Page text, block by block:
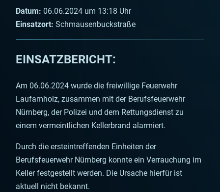
Datum: 06.06.2024 um 13:18 Uhr
Einsatzort: Schmausenbuckstraße
EINSATZBERICHT:
Am 06.06.2024 wurde die freiwillige Feuerwehr
Laufamholz, zusammen mit der Berufsfeuerwehr
Nürnberg, der Polizei und dem Rettungsdienst zu
einem vermeintlichen Kellerbrand alarmiert.
Durch die ersteintreffenden Einheiten der
Berufsfeuerwehr Nürnberg konnte ein Verrauchung im
Keller festgestellt werden. Die Ursache hierfür ist
aktuell nicht bekannt.